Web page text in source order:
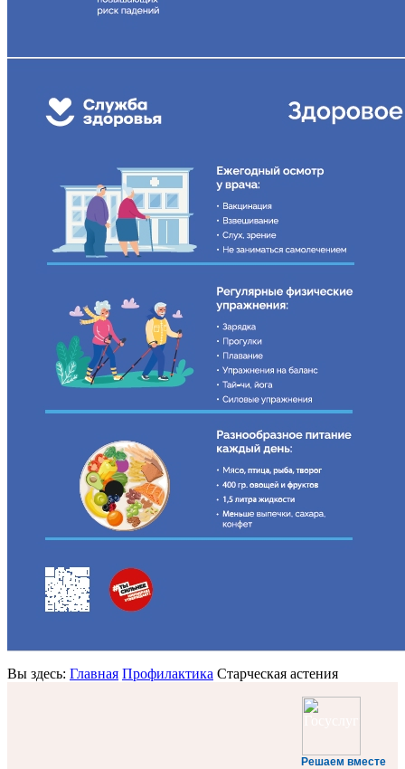
Вы здесь: Главная Профилактика Старческая астения
Решаем вместе